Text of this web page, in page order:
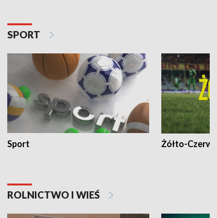
SPORT
Sport Żółto-
ROLNICTWO I WIEŚ